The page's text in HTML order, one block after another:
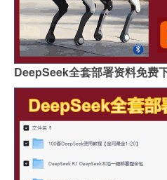
DeepSeek全套部署资料免费